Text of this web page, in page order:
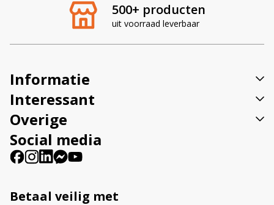
500+ producten
uit voorraad leverbaar
:
Informatie
Interessant
Overige
Social media
Betaal veilig met